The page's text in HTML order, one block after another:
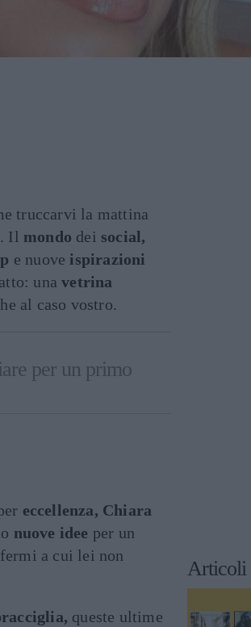
truccarvi la mattina
Il mondo dei social,
e nuove ispirazioni
unavetrina
al caso vostro.
per un primo
eccellenza, Chiara
nuove idee per un
a cui lei non
queste ultime
Articoli